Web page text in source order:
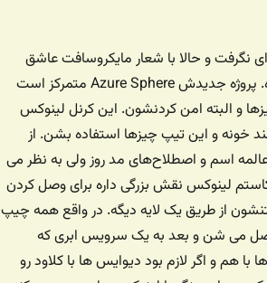
نگرفت و حالا با شعار مایکروسافت عاشق
لینوکسه، سعی می کنه خودش رو نزدیک نگه داره. پروژه جدیدش Azure Sphere متمرکز است
و البته امن کردنشون. این کرنل لینوکس
خونه و این تیپ چیزها استفاده بشن. از
اسم و اصطلاح‌های مد روز ولی به نظر می
کرنل کاستم لینوکس نقش بزرگی داره برای وصل کردن
از طریق یک لایه دیگه. در واقع همه چیپ
می شن و بعد به یک سرویس ابری که
با هم و اگر لازم بود دیوایس ها با کلاود رو